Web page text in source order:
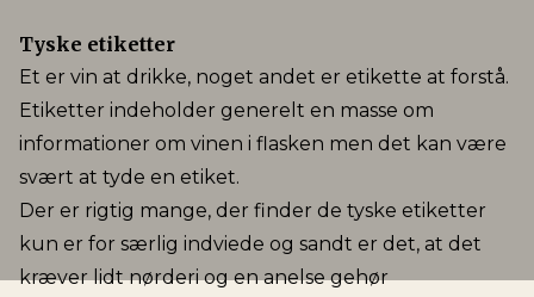
Tyske etiketter
Et er vin at drikke, noget andet er etikette at forstå.
Etiketter indeholder generelt en masse om
informationer om vinen i flasken men det kan være
svært at tyde en etiket.
Der er rigtig mange, der finder de tyske etiketter
kun er for særlig indviede og sandt er det, at det
kræver lidt nørderi og en anelse gehør